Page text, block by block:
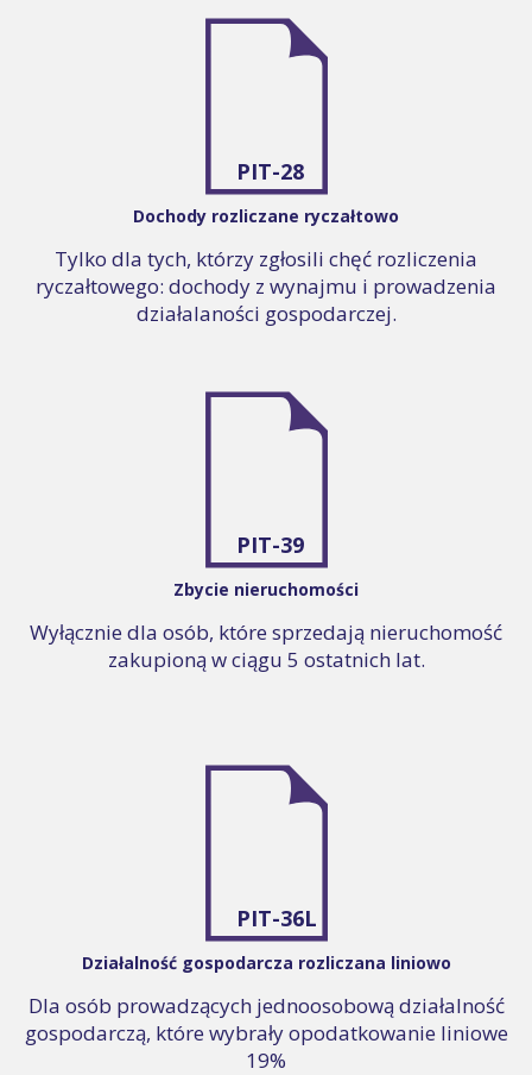
PIT-28
Dochody rozliczane ryczałtowo
Tylko dla tych, którzy zgłosili chęć rozliczenia
ryczałtowego: dochody z wynajmu i prowadzenia
działalaności gospodarczej.
PIT-39
Zbycie nieruchomości
Wyłącznie dla osób, które sprzedają nieruchomość
zakupioną w ciągu 5 ostatnich lat.
PIT-36L
Działalność gospodarcza rozliczana liniowo
Dla osób prowadzących jednoosobową działalność
gospodarczą, które wybrały opodatkowanie liniowe
19%